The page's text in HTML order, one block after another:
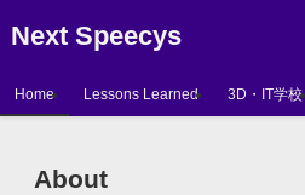
Next Speecys
Home Lessons Learned 3D・IT学校
About